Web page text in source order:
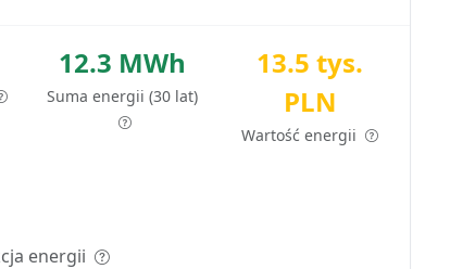
12.3 MWh
Suma energii (30 lat)
13.5 tys.
PLN
Wartość energii
energii